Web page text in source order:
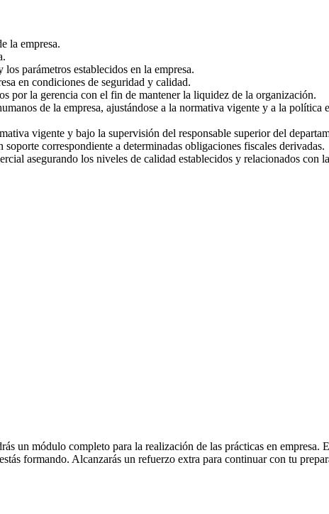
la empresa.
parámetros establecidos en la empresa.
en condiciones de seguridad y calidad.
por la gerencia con el fin de mantener la liquidez de la organización.
de la empresa, ajustándose a la normativa vigente y a la política
vigente y bajo la supervisión del responsable superior del
correspondiente a determinadas obligaciones fiscales derivadas.
asegurando los niveles de calidad establecidos y relacionados con
un módulo completo para la realización de las prácticas en empresa.
formando. Alcanzarás un refuerzo extra para continuar con tu